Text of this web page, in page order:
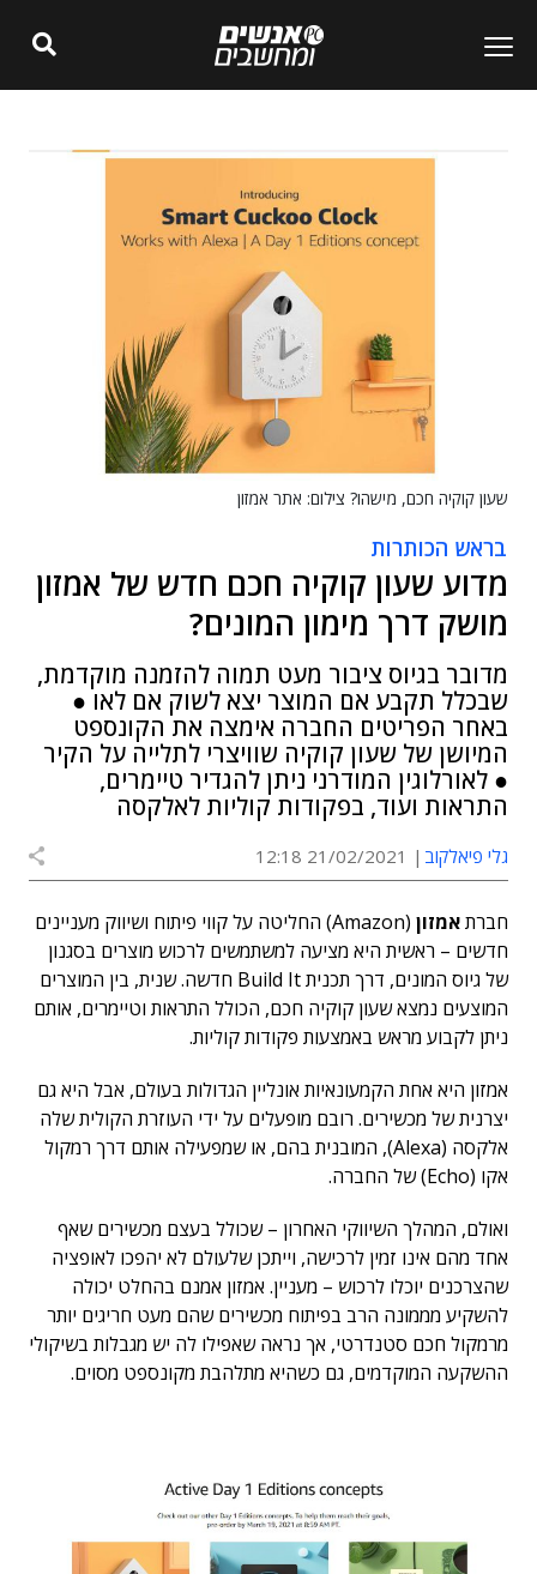
שעון קוקיה חכם, מישהו? צילום: אתר אמזון
בראש הכותרות
מדוע שעון קוקיה חכם חדש של אמזון
מושק דרך מימון המונים?
מדובר בגיוס ציבור מעט תמוה להזמנה מוקדמת,
שבכלל תקבע אם המוצר יצא לשוק אם לאו ●
באחר הפריטים החברה אימצה את הקונספט
המיושן של שעון קוקיה שוויצרי לתלייה על הקיר
● לאורלוגין המודרני ניתן להגדיר טיימרים,
התראות ועוד, בפקודות קוליות לאלקסה
גלי פיאלקוב 21/02/2021 12:18
חברתאמזון
(Amazon) החליטה על קווי פיתוח ושיווק מעניינים
חדשים – ראשית היא מציעה למשתמשים לרכוש מוצרים בסגנון
של גיוס המונים, דרך תכנית Build It חדשה. שנית, בין המוצרים
המוצעים נמצא שעון קוקיה חכם, הכולל התראות וטיימרים, אותם
ניתן לקבוע מראש באמצעות פקודות קוליות.
אמזון היא אחת הקמעונאיות אונליין הגדולות בעולם, אבל היא גם
יצרנית של מכשירים. רובם מופעלים על ידי העוזרת הקולית שלה
אלקסה (Alexa), המובנית בהם, או שמפעילה אותם דרך רמקול
אקו (Echo) של החברה.
ואולם, המהלך השיווקי האחרון – שכולל בעצם מכשירים שאף
אחד מהם אינו זמין לרכישה, וייתכן שלעולם לא יהפכו לאופציה
שהצרכנים יוכלו לרכוש – מעניין. אמזון אמנם בהחלט יכולה
להשקיע מממונה הרב בפיתוח מכשירים שהם מעט חריגים יותר
מרמקול חכם סטנדרטי, אך נראה שאפילו לה יש מגבלות בשיקולי
ההשקעה המוקדמים, גם כשהיא מתלהבת מקונספט מסוים.